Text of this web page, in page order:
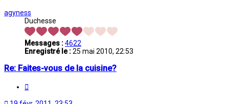
agyness
Duchesse
Messages :4622
Enregistré le :25 mai 2010, 22:53
Re: Faites-vous de la cuisine?